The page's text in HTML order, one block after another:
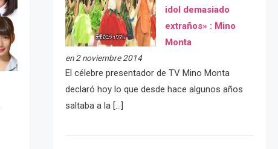
idol demasiado
extraños» : Mino
Monta
en 2 noviembre 2014
El célebre presentador de TV Mino Monta
declaró hoy lo que desde hace algunos años
saltaba a la […]